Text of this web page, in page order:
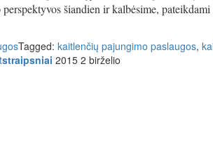
šiandien ir kalbėsime,
Tagged: kaitlenčių pajungimo paslaugos,
straipsniai 2015 2 birželio